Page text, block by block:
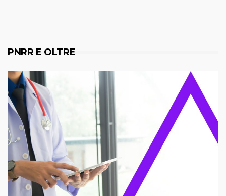
PNRR E OLTRE